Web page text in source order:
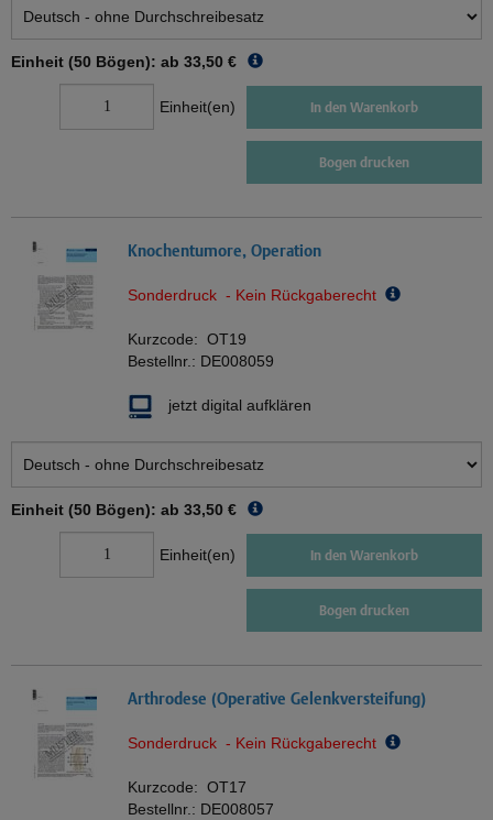
Einheit (50 Bögen): ab 33,50 €
Einheit(en) In den Warenkorb
Bogen drucken
Knochentumore, Operation
Sonderdruck - Kein Rückgaberecht
Kurzcode: OT19
Bestellnr.: DE008059
jetzt digital aufklären
Einheit (50 Bögen): ab 33,50 €
Einheit(en) In den Warenkorb
Bogen drucken
Arthrodese (Operative Gelenkversteifung)
Sonderdruck - Kein Rückgaberecht
Kurzcode: OT17
Bestellnr.: DE008057